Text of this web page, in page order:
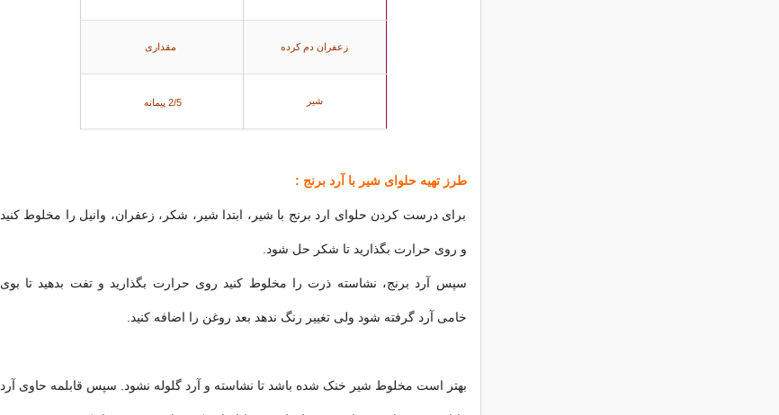
زعفران دم کرده مقداری
شیر 2/5 پیمانه
طرز تهیه حلوای شیر با آرد برنج :
برای درست کردن حلوای ارد برنج با شیر، ابتدا شیر، شکر، زعفران، وانیل را مخلوط کنید
و روی حرارت بگذارید تا شکر حل شود.
سپس آرد برنج، نشاسته ذرت را مخلوط کنید روی حرارت بگذارید و تفت بدهید تا بوی
خامی آرد گرفته شود ولی تغییر رنگ ندهد بعد روغن را اضافه کنید.
بهتر است مخلوط شیر خنک شده باشد تا نشاسته و آرد گلوله نشود. سپس قابلمه حاوی آرد